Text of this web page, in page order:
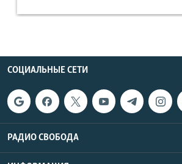
СОЦИАЛЬНЫЕ СЕТИ
РАДИО СВОБОДА